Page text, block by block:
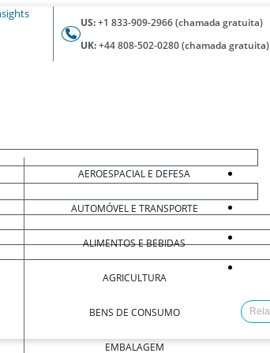
US:+1 833-909-2966 (chamada gratuita)
UK:+44 808-502-0280 (chamada gratuita)
AEROESPACIAL E DEFESA
AUTOMÓVEL E TRANSPORTE
ALIMENTOS E BEBIDAS
AGRICULTURA
BENS DE CONSUMO
EMBALAGEM